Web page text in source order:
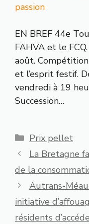
passion
EN BREF 44e
FAHVA et le
août.
et l’esprit festif.
vendredi à 19
Succession…
Catégories
Prix pellet
La Bretagne
de la
Autrans-
initiative
résidents